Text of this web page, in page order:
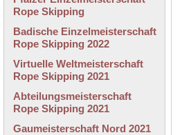
Rope Skipping
Badische Einzelmeisterschaft
Rope Skipping 2022
Virtuelle Weltmeisterschaft
Rope Skipping 2021
Abteilungsmeisterschaft
Rope Skipping 2021
Gaumeisterschaft Nord 2021